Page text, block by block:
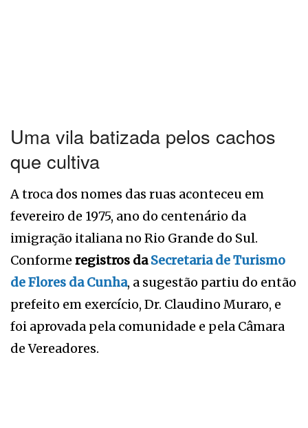
Uma vila batizada pelos cachos
que cultiva
A troca dos nomes das ruas aconteceu em
fevereiro de 1975, ano do centenário da
imigração italiana no Rio Grande do Sul.
Conforme registros daSecretaria de Turismo
de Flores da Cunha, a sugestão partiu do então
prefeito em exercício, Dr. Claudino Muraro, e
foi aprovada pela comunidade e pela Câmara
de Vereadores.